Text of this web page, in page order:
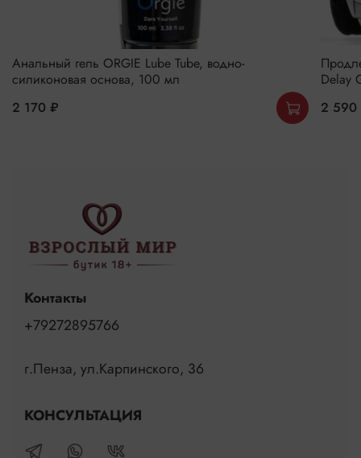
Анальный гель ORGIE Lube Tube, водно-
силиконовая основа, 100 мл
2 170 ₽
Delay
2 590
Контакты
+79272895766
г.Пенза, ул.Карпинского, 36
КОНСУЛЬТАЦИЯ